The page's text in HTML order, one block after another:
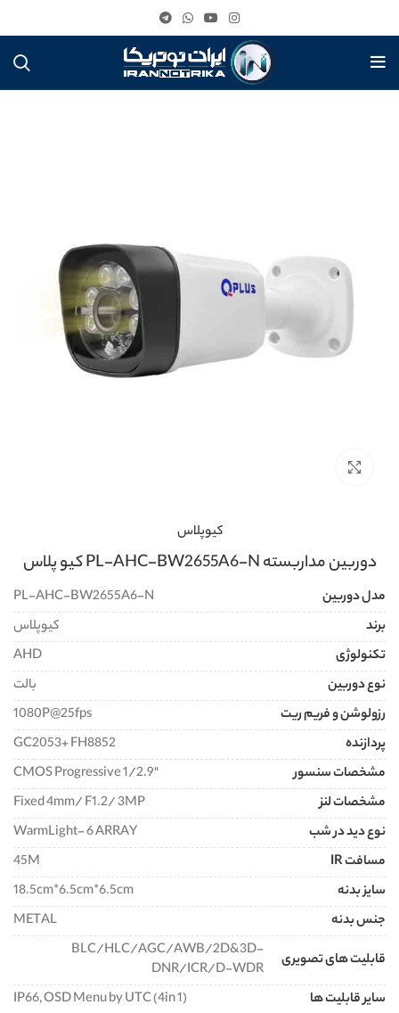
کیوپلاس
دوربین مداربسته PL-AHC-BW2655A6-N کیو پلاس
مدل دوربین
PL-AHC-BW2655A6-N
برند
کیوپلاس
تکنولوژی
AHD
نوع دوربین
بالت
رزولوشن و فریم ریت
1080P@25fps
پردازنده
GC2053+ FH8852
مشخصات سنسور
"CMOS Progressive 1/2.9
مشخصات لنز
Fixed 4mm/ F1.2/ 3MP
نوع دید در شب
WarmLight- 6 ARRAY
مسافت IR
45M
سایز بدنه
18.5cm*6.5cm*6.5cm
جنس بدنه
METAL
قابلیت های تصویری
BLC/HLC/AGC/AWB/2D&3D-
DNR/ICR/D-WDR
سایر قابلیت ها
IP66, OSD Menu by UTC (4in 1)